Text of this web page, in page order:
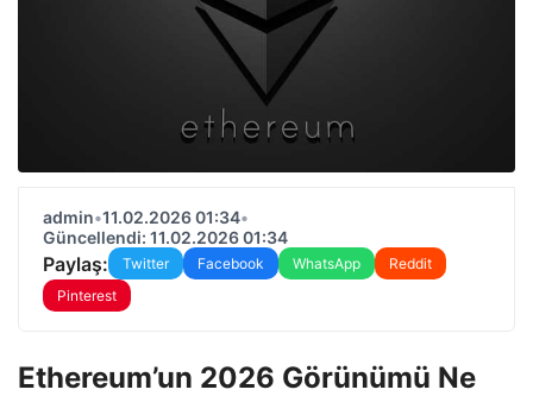
admin•11.02.2026 01:34•
Güncellendi: 11.02.2026 01:34
Paylaş: Twitter Facebook WhatsApp
Reddit
Pinterest
Ethereum’un 2026 Görünümü Ne